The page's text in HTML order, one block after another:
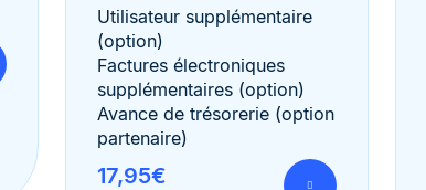
Utilisateur supplémentaire
(option)
Factures électroniques
supplémentaires (option)
Avance de trésorerie (option
partenaire)
17,95€